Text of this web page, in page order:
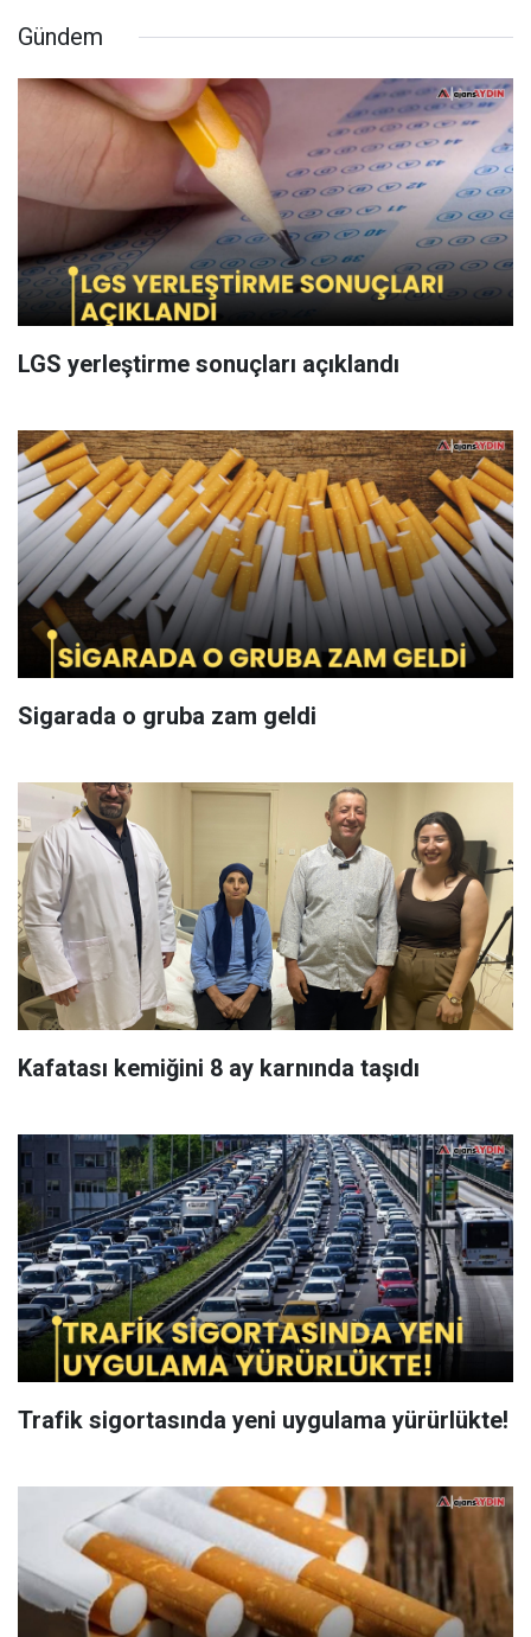
Gündem
LGS yerleştirme sonuçları açıklandı
Sigarada o gruba zam geldi
Kafatası kemiğini 8 ay karnında taşıdı
Trafik sigortasında yeni uygulama yürürlükte!